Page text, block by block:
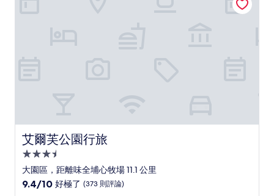
艾爾芙公園行旅
艾爾芙公園行旅
3.5
星
級
大園區，距離味全埔心牧場 11.1 公里
9.4
9.4/10 好極了 (373 則評論)